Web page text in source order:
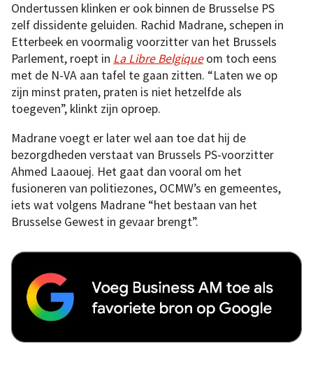
Ondertussen klinken er ook binnen de Brusselse PS
zelf dissidente geluiden. Rachid Madrane, schepen in
Etterbeek en voormalig voorzitter van het Brussels
Parlement, roept in La Libre Belgiqueom toch eens
met de N-VA aan tafel te gaan zitten. “Laten we op
zijn minst praten, praten is niet hetzelfde als
toegeven”, klinkt zijn oproep.
Madrane voegt er later wel aan toe dat hij de
bezorgdheden verstaat van Brussels PS-voorzitter
Ahmed Laaouej. Het gaat dan vooral om het
fusioneren van politiezones, OCMW’s en gemeentes,
iets wat volgens Madrane “het bestaan van het
Brusselse Gewest in gevaar brengt”.